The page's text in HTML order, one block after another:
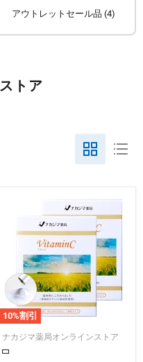
アウトレットセール品 (4)
トア
10%割引
ナカジマ薬局オンラインストア